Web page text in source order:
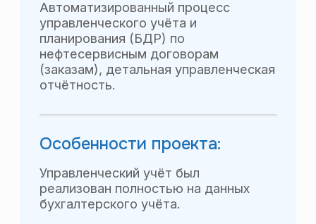
бюджетирования и управленческого
учёта с «нуля». Команде BBG удалось
объединить различные бизнес
направления в единую удобную
и прозрачную систему управления
финансам. Что помогло нам видеть
финансовые показатели
подразделений и направлений
руководителей ЦФО на достижение
финансовых результатов группы
компаний»
Смотреть благодарственное письмо